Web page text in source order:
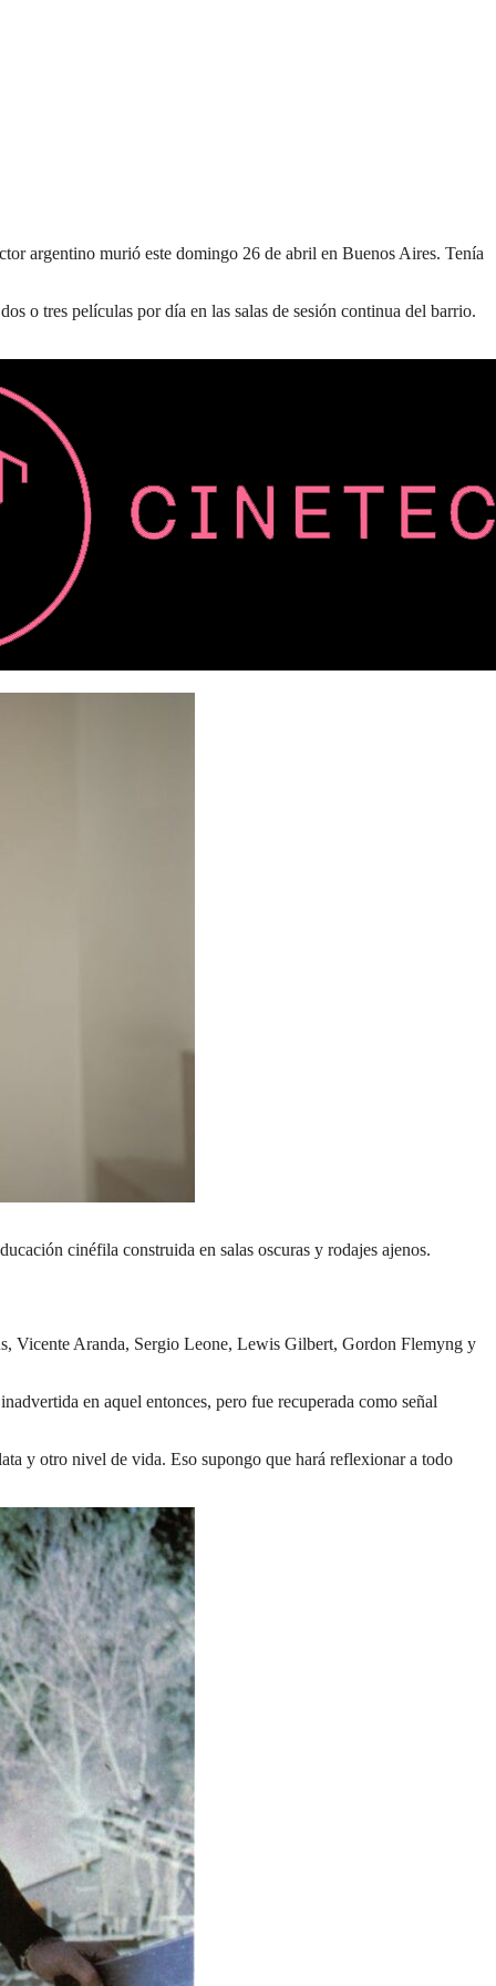
argentino murió este domingo 26 de abril en Buenos Aires. Tenía
o tres películas por día en las salas de sesión continua del barrio.
cinéfila construida en salas oscuras y rodajes ajenos.
Vicente Aranda, Sergio Leone, Lewis Gilbert, Gordon Flemyng y
en aquel entonces, pero fue recuperada como señal
y otro nivel de vida. Eso supongo que hará reflexionar a todo